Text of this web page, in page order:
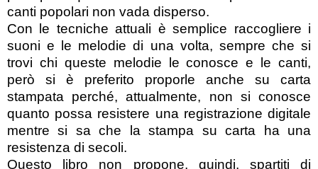
canti popolari non vada disperso.
Con le tecniche attuali è semplice raccogliere i
suoni e le melodie di una volta, sempre che si
trovi chi queste melodie le conosce e le canti,
però si è preferito proporle anche su carta
stampata perché, attualmente, non si conosce
quanto possa resistere una registrazione digitale
mentre si sa che la stampa su carta ha una
resistenza di secoli.
Questo libro non propone, quindi, spartiti di